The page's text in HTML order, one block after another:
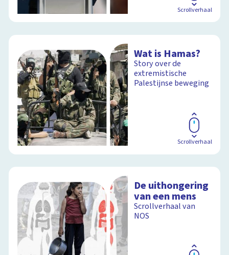
Scrollverhaal
Wat is Hamas?
Story over de
extremistische
Palestijnse beweging
Scrollverhaal
De uithongering
van een mens
Scrollverhaal van
NOS